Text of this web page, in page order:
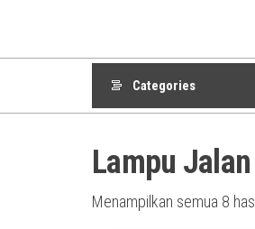
Categories
Lampu
Menampilkan semua 8